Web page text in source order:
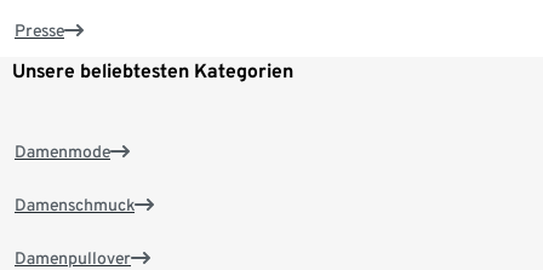
Presse
Unsere beliebtesten Kategorien
Damenmode
Damenschmuck
Damenpullover